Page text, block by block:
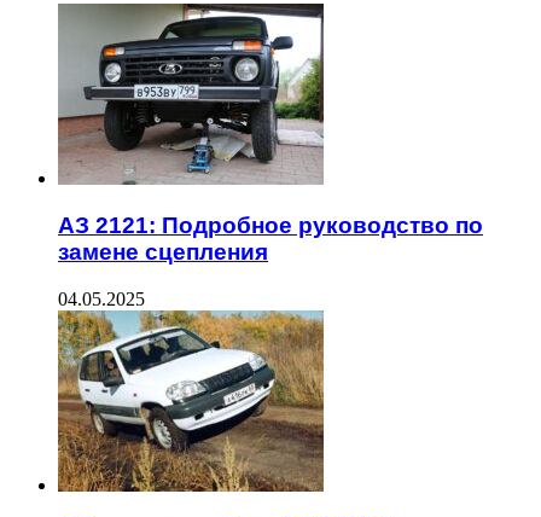
АЗ 2121: Подробное руководство по
замене сцепления
04.05.2025